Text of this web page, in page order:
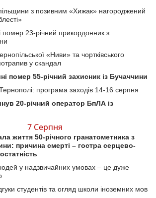
з позивним «Хижак» нагороджений
помер 23-річний прикордонник з
«Ниви» та чортківського
у скандал
помер 55-річний захисник із Бучаччини
програма заходів 14-16 серпня
20-річний оператор БпЛА із
7 Серпня
життя 50-річного гранатометника з
причина смерті – гостра серцево-
у надзвичайних умовах – це дуже
студентів та огляд школи іноземних мов